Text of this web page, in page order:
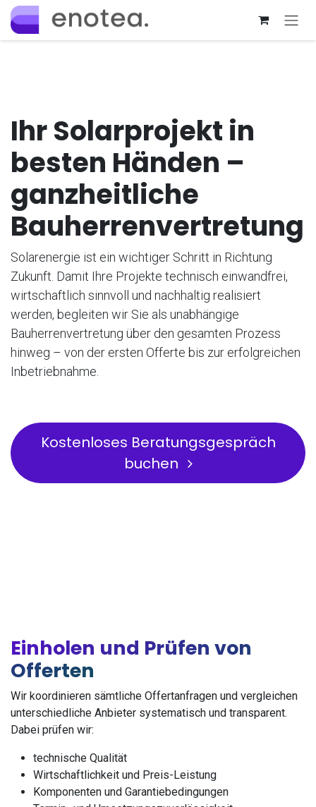
Passa al contenuto
Ihr Solarprojekt in
besten Händen –
ganzheitliche
Bauherrenvertretung
Solarenergie ist ein wichtiger Schritt in Richtung
Zukunft. Damit Ihre Projekte technisch einwandfrei,
wirtschaftlich sinnvoll und nachhaltig realisiert
werden, begleiten wir Sie als unabhängige
Bauherrenvertretung über den gesamten Prozess
hinweg – von der ersten Offerte bis zur erfolgreichen
Inbetriebnahme.
Kostenloses Beratungsgespräch
buchen
Einholen und Prüfen von
Offerten
Wir koordinieren sämtliche Offertanfragen und vergleichen
unterschiedliche Anbieter systematisch und transparent.
Dabei prüfen wir:
technische Qualität
Wirtschaftlichkeit und Preis-Leistung
Komponenten und Garantiebedingungen